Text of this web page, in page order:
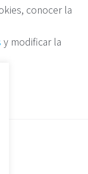
conocer la
y modificar la